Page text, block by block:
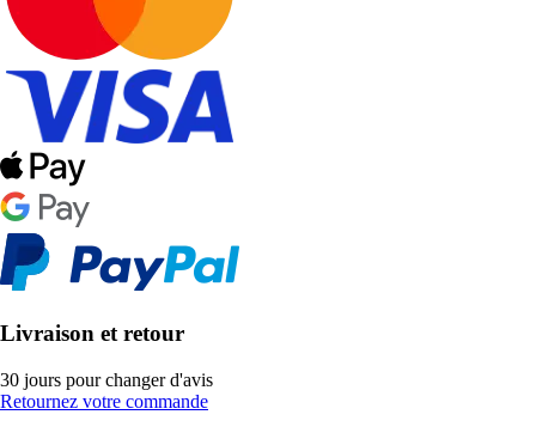
Livraison et retour
30 jours pour changer d'avis
Retournez votre commande